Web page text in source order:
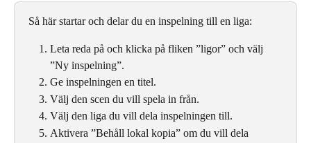
Så här startar och delar du en inspelning till en liga:
Leta reda på och klicka på fliken ”ligor” och välj
”Ny inspelning”.
Ge inspelningen en titel.
Välj den scen du vill spela in från.
Välj den liga du vill dela inspelningen till.
Aktivera ”Behåll lokal kopia” om du vill dela